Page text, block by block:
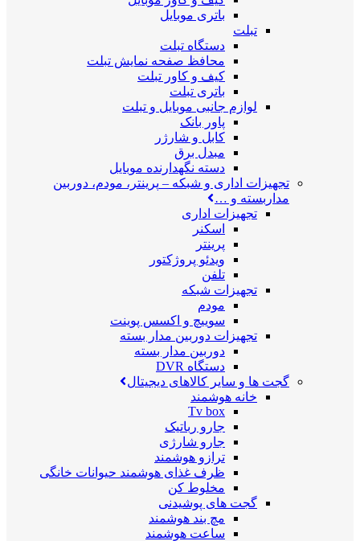
باتری موبایل
تبلت
دستگاه تبلت
محافظ صفحه نمایش تبلت
کیف و کاور تبلت
باتری تبلت
لوازم جانبی موبایل و تبلت
پاور بانک
کابل و شارژر
مبدل برق
دسته نگهدارنده موبایل
تجهیزات اداری و شبکه – پرینتر، مودم، دوربین
مداربسته و …
تجهیزات اداری
اسکنر
پرینتر
ویدئو پروژکتور
تلفن
تجهیزات شبکه
مودم
سوییچ و اکسس پوینت
تجهیزات دوربین مدار بسته
دوربین مدار بسته
دستگاه DVR
گجت ها و سایر کالاهای دیجیتال
خانه هوشمند
Tv box
جارو رباتیک
جارو شارژی
ترازو هوشمند
ظرف غذای هوشمند حیوانات خانگی
مخلوط کن
گجت های پوشیدنی
مچ بند هوشمند
ساعت هوشمند